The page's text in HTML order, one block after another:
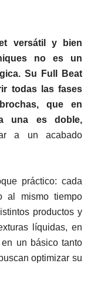
versátil y bien
no es un
Su Full Beat
todas las fases
que en
una es doble,
a un acabado
práctico: cada
al mismo tiempo
productos y
líquidas, en
un básico tanto
optimizar su